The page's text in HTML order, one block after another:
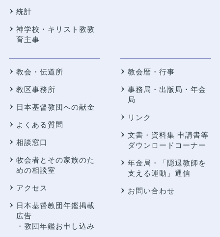
統計
神学校・キリスト教教
育主事
教会・伝道所
教区事務所
日本基督教団への献金
よくある質問
相談窓口
牧会者とその家族のた
めの相談室
アクセス
日本基督教団年鑑掲載
広告
・教団年鑑お申し込み
教会暦・行事
事務局・出版局・年金
局
リンク
文書・資料集 申請書等
ダウンロードコーナー
年金局・
「隠退教師を
支える運動」通信
お問い合わせ